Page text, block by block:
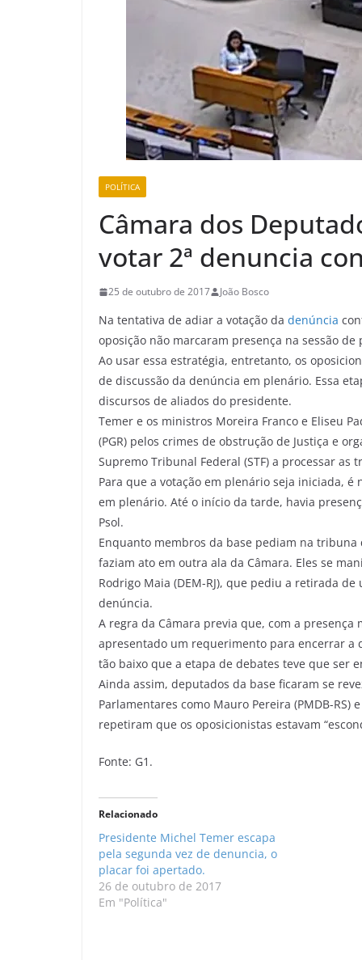
POLÍTICA
Câmara dos
votar 2ª denuncia
25 de outubro de 2017 João Bosco
Na tentativa de adiar a votação da denúncia
oposição não marcaram presença na sessão
Ao usar essa estratégia, entretanto, os
de discussão da denúncia em plenário. Essa
discursos de aliados do presidente.
Temer e os ministros Moreira Franco e Eliseu
(PGR) pelos crimes de obstrução de Justiça e
Supremo Tribunal Federal (STF) a processar as
Para que a votação em plenário seja iniciada,
em plenário. Até o início da tarde, havia
Psol.
Enquanto membros da base pediam na
faziam ato em outra ala da Câmara. Eles se
Rodrigo Maia (DEM-RJ), que pediu a retirada
denúncia.
A regra da Câmara previa que, com a
apresentado um requerimento para encerrar a
tão baixo que a etapa de debates teve que ser
Ainda assim, deputados da base ficaram se
Parlamentares como Mauro Pereira (PMDB-RS)
repetiram que os oposicionistas estavam
Fonte: G1.
Relacionado
Presidente Michel Temer escapa
pela segunda vez de denuncia, o
placar foi apertado.
26 de outubro de 2017
Em "Política"